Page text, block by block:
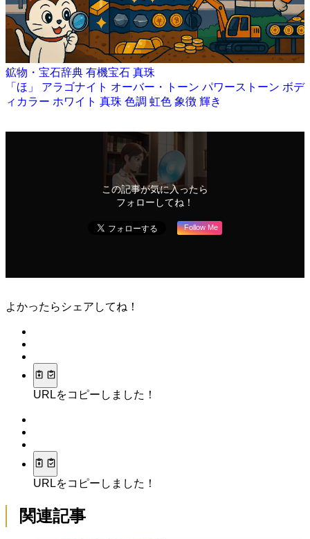
鉱物・宝石辞典 有機宝石 真珠
「ほ」 アラゴナイト オーバー・トーン パワーストーン ボデ
ィカラー ホワイト 真珠 色調 虹色 象徴 輝き
この記事が気に入ったら
フォローしてね！
Follow Me
よかったらシェアしてね！
URLをコピーしました！
URLをコピーしました！
関連記事